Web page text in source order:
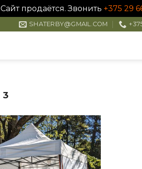
Сайт продаётся. Звонить +375 29
SHATERBY@GMAIL.COM
3